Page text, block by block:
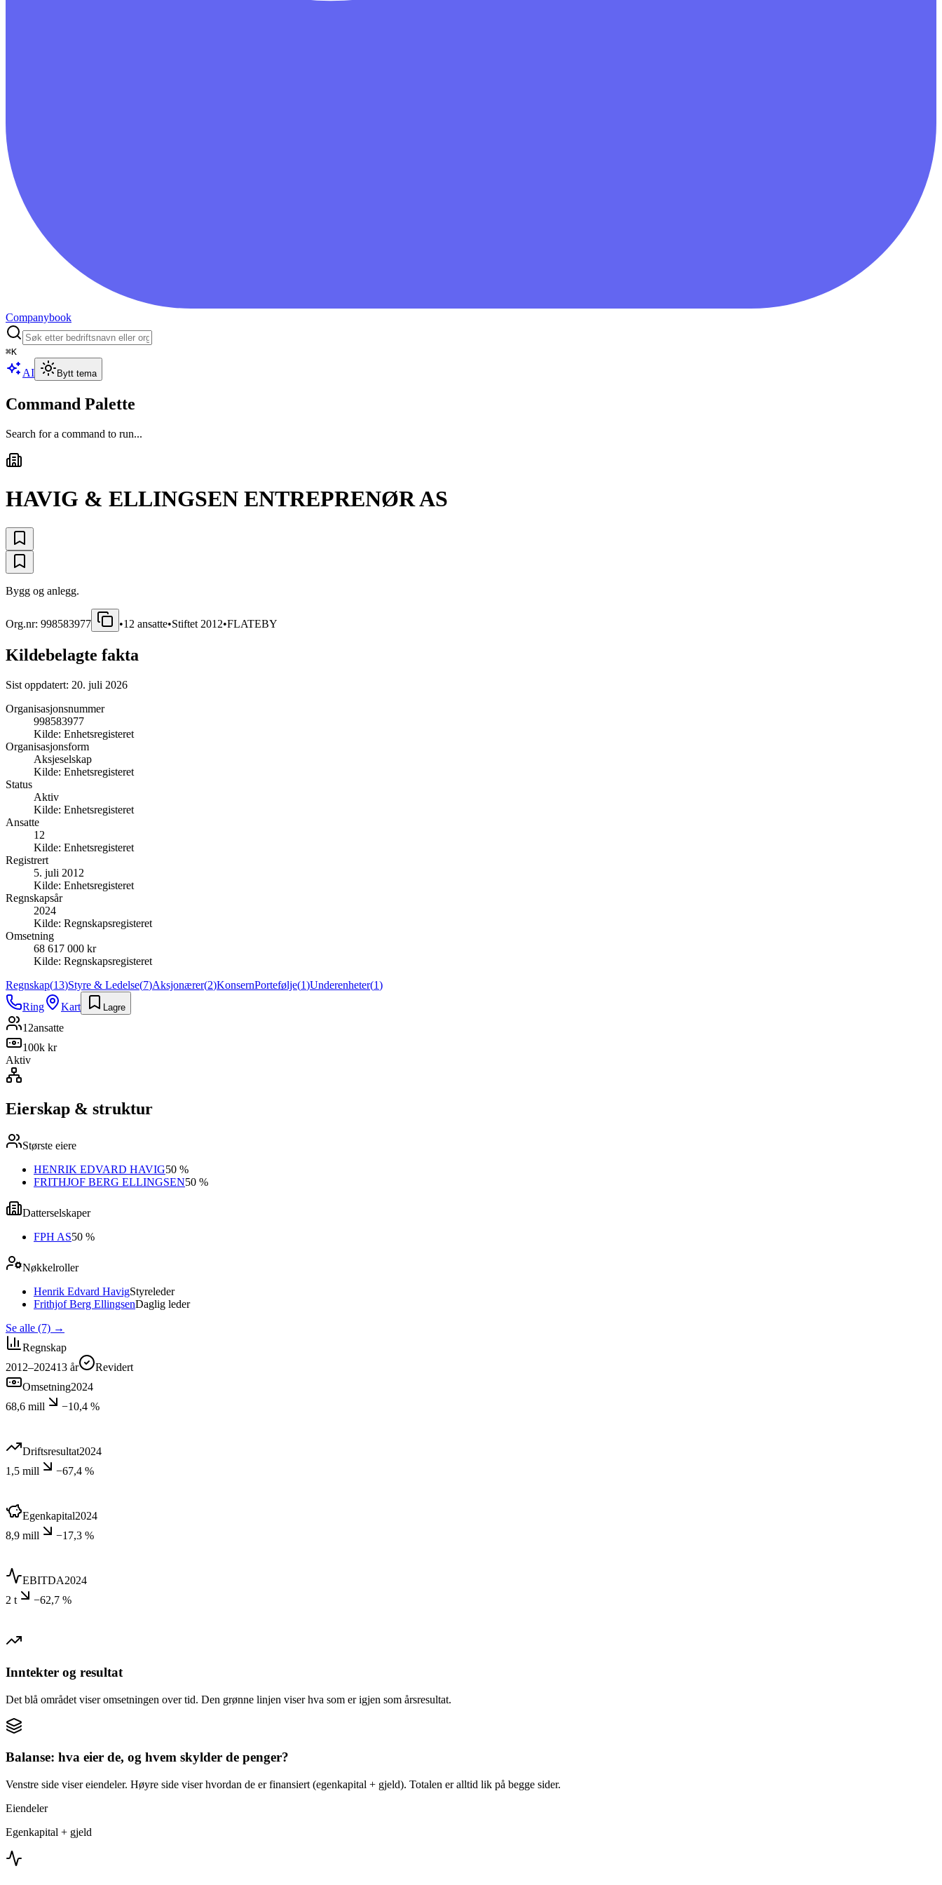
Companybook
⌘K
AI Bytt tema
Command Palette
Search for a command to run...
HAVIG & ELLINGSEN ENTREPRENØR AS
Bygg og anlegg.
Org.nr: 998583977 •12 ansatte•Stiftet 2012•FLATEBY
Kildebelagte fakta
Sist oppdatert: 20. juli 2026
Organisasjonsnummer
998583977
Kilde: Enhetsregisteret
Organisasjonsform
Aksjeselskap
Kilde: Enhetsregisteret
Status
Aktiv
Kilde: Enhetsregisteret
Ansatte
12
Kilde: Enhetsregisteret
Registrert
5. juli 2012
Kilde: Enhetsregisteret
Regnskapsår
2024
Kilde: Regnskapsregisteret
Omsetning
68 617 000 kr
Kilde: Regnskapsregisteret
Regnskap(13)Styre & Ledelse(7)Aksjonærer(2)KonsernPortefølje(1)Underenheter(1)
Ring
Kart Lagre
12ansatte
100k kr
Aktiv
Eierskap & struktur
Største eiere
HENRIK EDVARD HAVIG50 %
FRITHJOF BERG ELLINGSEN50 %
Datterselskaper
FPH AS50 %
Nøkkelroller
Henrik Edvard HavigStyreleder
Frithjof Berg EllingsenDaglig leder
Se alle (7) →
Regnskap
2012–202413 år
Revidert
Omsetning2024
68,6 mill
−10,4 %
Driftsresultat2024
1,5 mill
−67,4 %
Egenkapital2024
8,9 mill
−17,3 %
EBITDA2024
2 t
−62,7 %
Inntekter og resultat
Det blå området viser omsetningen over tid. Den grønne linjen viser hva som er igjen som årsresultat.
Balanse: hva eier de, og hvem skylder de penger?
Venstre side viser eiendeler. Høyre side viser hvordan de er finansiert (egenkapital + gjeld). Totalen er alltid lik på begge sider.
Eiendeler
Egenkapital + gjeld